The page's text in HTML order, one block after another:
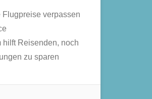
verpassen
hilft Reisenden, noch
zu sparen